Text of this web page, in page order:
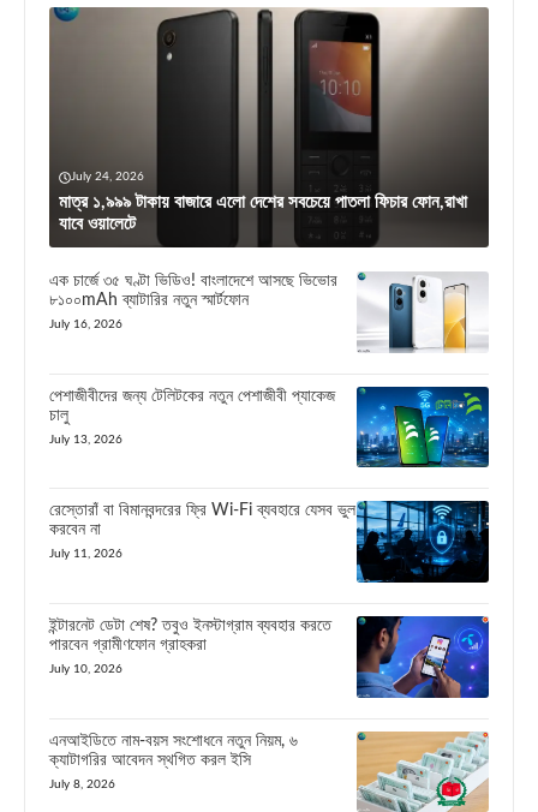
July 24, 2026
মাত্র ১,৯৯৯ টাকায় বাজারে এলো দেশের সবচেয়ে পাতলা ফিচার ফোন,রাখা
যাবে ওয়ালেটে
এক চার্জে ৩৫ ঘণ্টা ভিডিও! বাংলাদেশে আসছে ভিভোর
৮১০০mAh ব্যাটারির নতুন স্মার্টফোন
July 16, 2026
পেশাজীবীদের জন্য টেলিটকের নতুন পেশাজীবী প্যাকেজ
চালু
July 13, 2026
রেস্তোরাঁ বা বিমানবন্দরের ফ্রি Wi-Fi ব্যবহারে যেসব ভুল
করবেন না
July 11, 2026
ইন্টারনেট ডেটা শেষ? তবুও ইনস্টাগ্রাম ব্যবহার করতে
পারবেন গ্রামীণফোন গ্রাহকরা
July 10, 2026
এনআইডিতে নাম-বয়স সংশোধনে নতুন নিয়ম, ৬
ক্যাটাগরির আবেদন স্থগিত করল ইসি
July 8, 2026